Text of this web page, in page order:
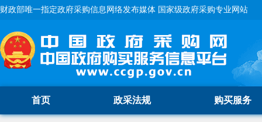
财政部唯一指定政府采购信息网络发布媒体 国家级政府采购专业网站
首页 政采法规 购买服务